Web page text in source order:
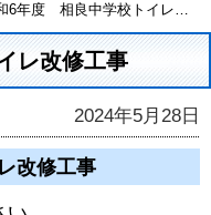
年度 相良中学校トイレ改修工事
レ改修工事
2024年5月28日
改修工事